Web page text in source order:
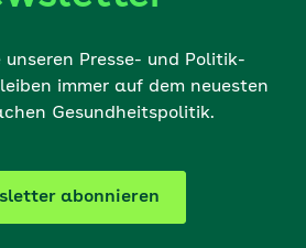
unseren Presse- und Politik-
immer auf dem neuesten
Gesundheitspolitik.
abonnieren